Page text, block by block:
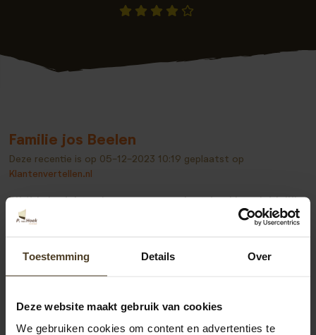
Toestemming Details Over
Deze website maakt gebruik van cookies
We gebruiken cookies om content en advertenties te
Familie jos Beelen
Deze recentie is op 05-12-2023 10:19 geplaatst op
Klantenvertellen.nl
Bijtijds bericht gekregen van verplaatsing klus, duidelijke
/ vriendelijke uitleg gekregen op mijn “domme vragen “.
Bekijk alle recensies